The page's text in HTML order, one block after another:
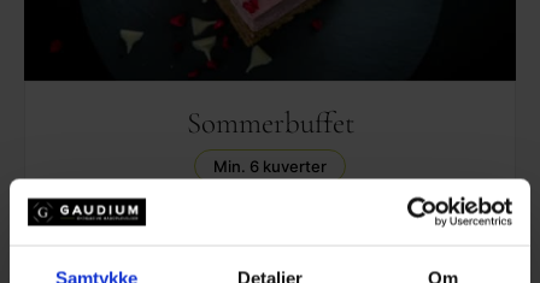
Samtykke Detaljer Om
Sommerbuffet
Min. 6 kuverter
Gør som 1 million andre